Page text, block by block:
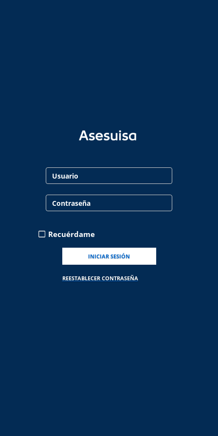
Recuérdame
REESTABLECER CONTRASEÑA